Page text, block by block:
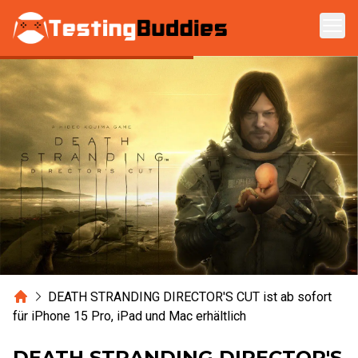
Zum Hauptinhalt springen
HomeDEATH STRANDING DIRECTOR'S CUT ist ab sofort
für iPhone 15 Pro, iPad und Mac erhältlich